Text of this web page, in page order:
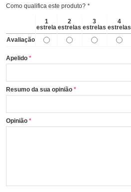
Como qualifica este produto? *
1
estrela
2
estrelas
3
estrelas
4
estrelas
Avaliação
Apelido
Resumo da sua opinião
Opinião